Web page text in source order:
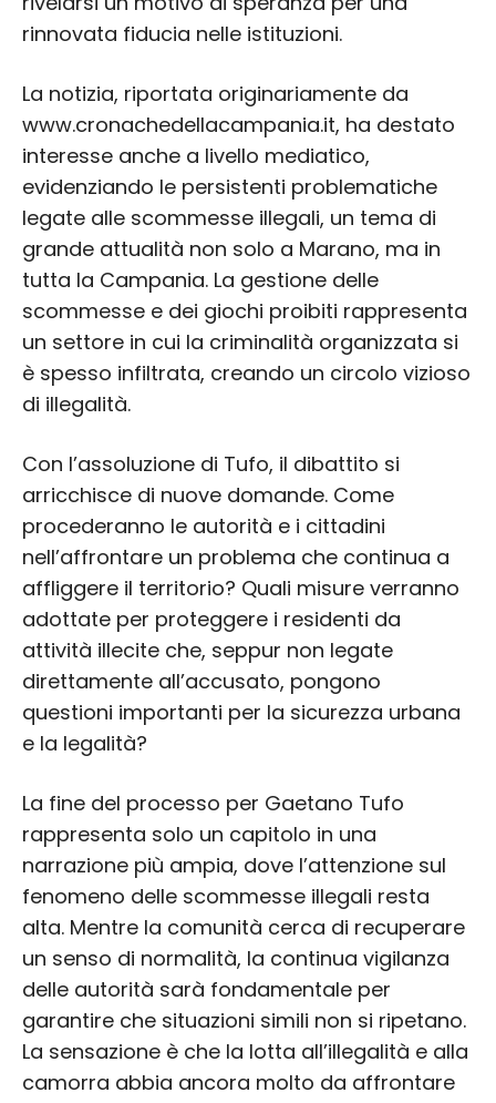
rinnovata fiducia nelle istituzioni.
La notizia, riportata originariamente da
www.cronachedellacampania.it, ha destato
interesse anche a livello mediatico,
evidenziando le persistenti problematiche
legate alle scommesse illegali, un tema di
grande attualità non solo a Marano, ma in
tutta la Campania. La gestione delle
scommesse e dei giochi proibiti rappresenta
un settore in cui la criminalità organizzata si
è spesso infiltrata, creando un circolo vizioso
di illegalità.
Con l’assoluzione di Tufo, il dibattito si
arricchisce di nuove domande. Come
procederanno le autorità e i cittadini
nell’affrontare un problema che continua a
affliggere il territorio? Quali misure verranno
adottate per proteggere i residenti da
attività illecite che, seppur non legate
direttamente all’accusato, pongono
questioni importanti per la sicurezza urbana
e la legalità?
La fine del processo per Gaetano Tufo
rappresenta solo un capitolo in una
narrazione più ampia, dove l’attenzione sul
fenomeno delle scommesse illegali resta
alta. Mentre la comunità cerca di recuperare
un senso di normalità, la continua vigilanza
delle autorità sarà fondamentale per
garantire che situazioni simili non si ripetano.
La sensazione è che la lotta all’illegalità e alla
camorra abbia ancora molto da affrontare